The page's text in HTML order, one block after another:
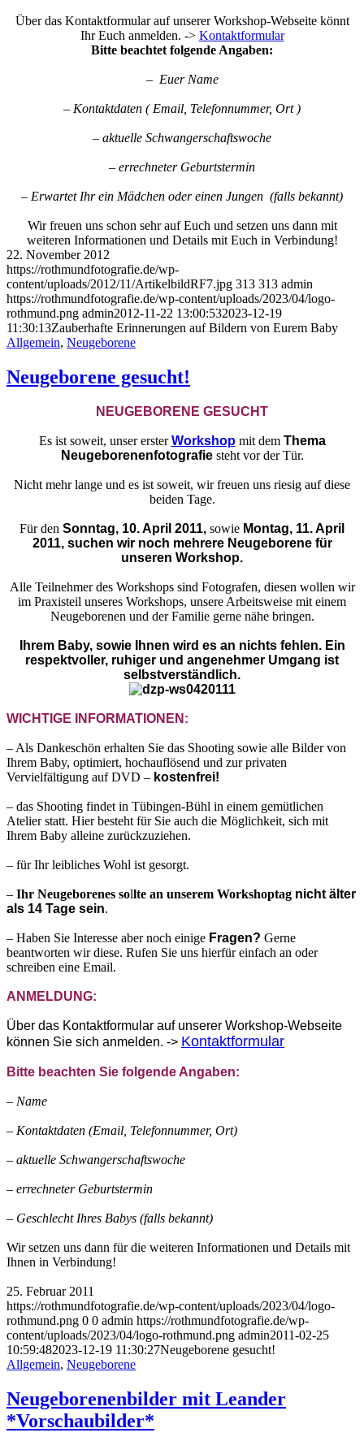
Über das Kontaktformular auf unserer Workshop-Webseite könnt
Ihr Euch anmelden. -> Kontaktformular
Bitte beachtet folgende Angaben:
– Euer Name
– Kontaktdaten ( Email, Telefonnummer, Ort )
– aktuelle Schwangerschaftswoche
– errechneter Geburtstermin
– Erwartet Ihr ein Mädchen oder einen Jungen (falls bekannt)
Wir freuen uns schon sehr auf Euch und setzen uns dann mit
weiteren Informationen und Details mit Euch in Verbindung!
22. November 2012
https://rothmundfotografie.de/wp-
content/uploads/2012/11/ArtikelbildRF7.jpg 313 313 admin
https://rothmundfotografie.de/wp-content/uploads/2023/04/logo-
rothmund.png admin2012-11-22 13:00:532023-12-19
11:30:13Zauberhafte Erinnerungen auf Bildern von Eurem Baby
Allgemein, Neugeborene
Neugeborene gesucht!
NEUGEBORENE GESUCHT
Es ist soweit, unser ersterWorkshopmit dem Thema
Neugeborenenfotografie steht vor der Tür.
Nicht mehr lange und es ist soweit, wir freuen uns riesig auf diese
beiden Tage.
Für den Sonntag, 10. April 2011, sowie Montag, 11. April
2011, suchen wir noch mehrere Neugeborene für
unseren Workshop.
Alle Teilnehmer des Workshops sind Fotografen, diesen wollen wir
im Praxisteil unseres Workshops, unsere Arbeitsweise mit einem
Neugeborenen und der Familie gerne nähe bringen.
Ihrem Baby, sowie Ihnen wird es an nichts fehlen. Ein
respektvoller, ruhiger und angenehmer Umgang ist
selbstverständlich.
WICHTIGE INFORMATIONEN:
– Als Dankeschön erhalten Sie das Shooting sowie alle Bilder von
Ihrem Baby, optimiert, hochauflösend und zur privaten
Vervielfältigung auf DVD – kostenfrei!
– das Shooting findet in Tübingen-Bühl in einem gemütlichen
Atelier statt. Hier besteht für Sie auch die Möglichkeit, sich mit
Ihrem Baby alleine zurückzuziehen.
– für Ihr leibliches Wohl ist gesorgt.
– Ihr Neugeborenes sollte an unserem Workshoptag nicht älter
als 14 Tage sein.
– Haben Sie Interesse aber noch einige Fragen? Gerne
beantworten wir diese. Rufen Sie uns hierfür einfach an oder
schreiben eine Email.
ANMELDUNG:
Über das Kontaktformular auf unserer Workshop-Webseite
können Sie sich anmelden. -> Kontaktformular
Bitte beachten Sie folgende Angaben:
– Name
– Kontaktdaten (Email, Telefonnummer, Ort)
– aktuelle Schwangerschaftswoche
– errechneter Geburtstermin
– Geschlecht Ihres Babys (falls bekannt)
Wir setzen uns dann für die weiteren Informationen und Details mit
Ihnen in Verbindung!
25. Februar 2011
https://rothmundfotografie.de/wp-content/uploads/2023/04/logo-
rothmund.png 0 0 admin https://rothmundfotografie.de/wp-
content/uploads/2023/04/logo-rothmund.png admin2011-02-25
10:59:482023-12-19 11:30:27Neugeborene gesucht!
Allgemein, Neugeborene
Neugeborenenbilder mit Leander
*Vorschaubilder*